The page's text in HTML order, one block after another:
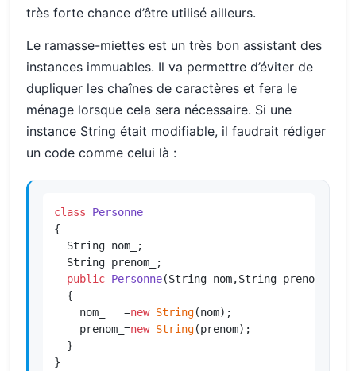
très forte chance d’être utilisé ailleurs.
Le ramasse-miettes est un très bon assistant des
instances immuables. Il va permettre d’éviter de
dupliquer les chaînes de caractères et fera le
ménage lorsque cela sera nécessaire. Si une
instance String était modifiable, il faudrait rédiger
un code comme celui là :
class
Personne
{
  String nom_;
  String prenom_;
public Personne(String nom,String prenom)
{
    nom_   =
new String(nom);
    prenom_=
new String(prenom);
  }
}